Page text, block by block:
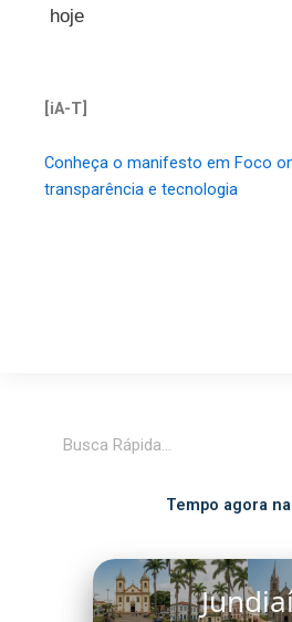
hoje
[iA-T]
Conheça o manifesto em Foco
transparência e tecnologia
Tempo agora
Itatiba